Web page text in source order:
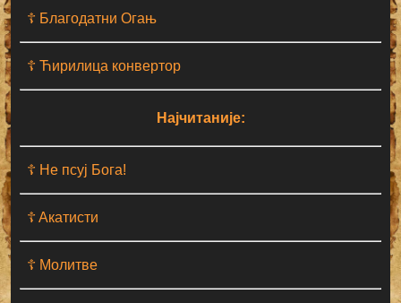
☦ Благодатни Огањ
☦ Ћирилица конвертор
Најчитаније:
☦ Не псуј Бога!
☦ Aкатисти
☦ Молитве